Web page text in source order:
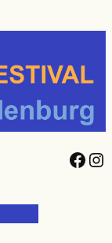
Facebook Instagram